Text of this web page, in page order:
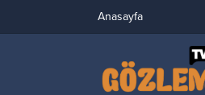
Anasayfa